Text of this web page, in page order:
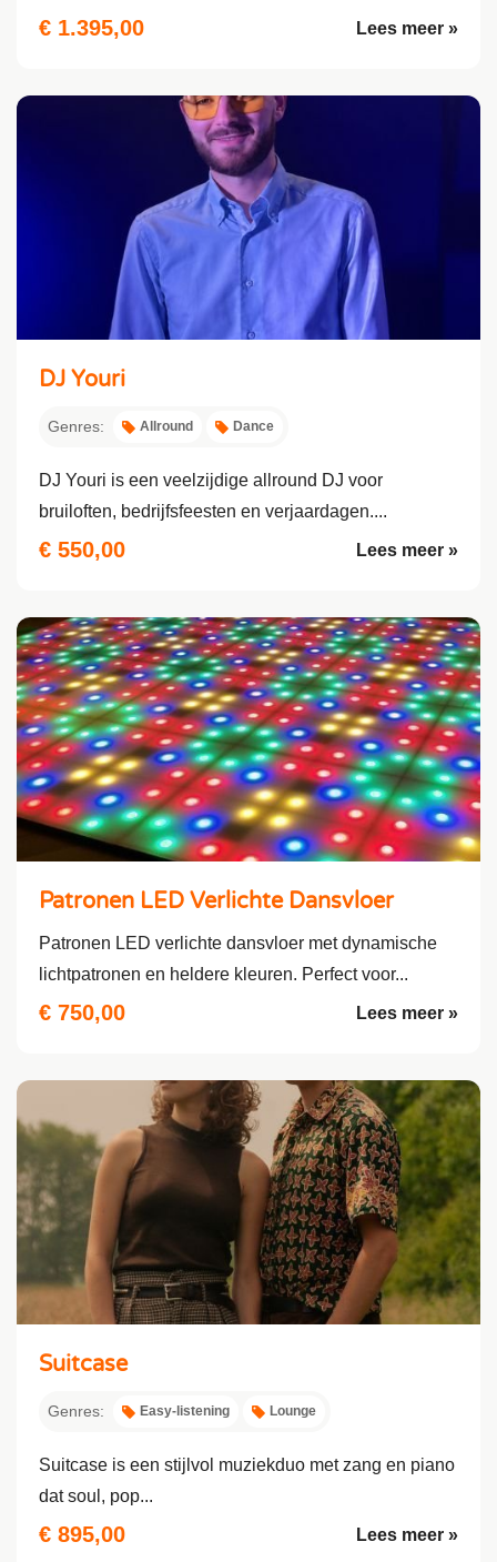
€ 1.395,00 Lees meer »
DJ Youri
Genres: Allround Dance
DJ Youri is een veelzijdige allround DJ voor
bruiloften, bedrijfsfeesten en verjaardagen....
€ 550,00 Lees meer »
Patronen LED Verlichte Dansvloer
Patronen LED verlichte dansvloer met dynamische
lichtpatronen en heldere kleuren. Perfect voor...
€ 750,00 Lees meer »
Suitcase
Genres: Easy-listening Lounge
Suitcase is een stijlvol muziekduo met zang en piano
dat soul, pop...
€ 895,00 Lees meer »